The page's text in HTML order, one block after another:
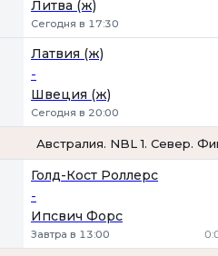
Литва (ж)
Сегодня в 17:30
Латвия (ж)
-
Швеция (ж)
Сегодня в 20:00
Австралия. NBL 1. Север.
Голд-Кост Роллерс
-
Ипсвич Форс
Завтра в 13:00